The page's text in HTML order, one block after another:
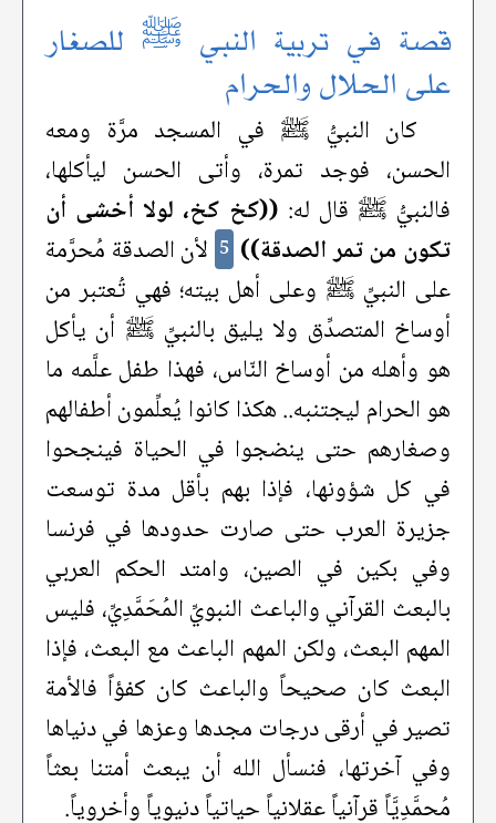
قصة في تربية النبي ﷺ للصغار
على الحلال والحرام
كان النبيُّ ﷺ في المسجد مرَّة ومعه
الحسن، فوجد تمرة، وأتى الحسن ليأكلها،
فالنبيُّ ﷺ قال له: ((كخ كخ، لولا أخشى أن
تكون من تمر الصدقة)) 5 لأن الصدقة مُحرَّمة
على النبيِّ ﷺ وعلى أهل بيته؛ فهي تُعتبر من
أوساخ المتصدِّق ولا يليق بالنبيِّ ﷺ أن يأكل
هو وأهله من أوساخ النّاس، فهذا طفل علَّمه ما
هو الحرام ليجتنبه.. هكذا كانوا يُعلِّمون أطفالهم
وصغارهم حتى ينضجوا في الحياة فينجحوا
في كل شؤونها، فإذا بهم بأقل مدة توسعت
جزيرة العرب حتى صارت حدودها في فرنسا
وفي بكين في الصين، وامتد الحكم العربي
بالبعث القرآني والباعث النبويِّ المُحَمَّدِيِّ، فليس
المهم البعث، ولكن المهم الباعث مع البعث، فإذا
البعث كان صحيحاً والباعث كان كفؤاً فالأمة
تصير في أرقى درجات مجدها وعزها في دنياها
وفي آخرتها، فنسأل الله أن يبعث أمتنا بعثاً
مُحمَّدِيَّاً قرآنياً عقلانياً حياتياً دنيوياً وأخروياً.